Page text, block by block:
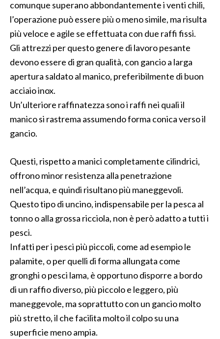
comunque superano abbondantemente i venti chili,
l’operazione può essere più o meno simile, ma risulta
più veloce e agile se effettuata con due raffi fissi.
Gli attrezzi per questo genere di lavoro pesante
devono essere di gran qualità, con gancio a larga
apertura saldato al manico, preferibilmente di buon
acciaio inox.
Un’ulteriore raffinatezza sono i raffi nei quali il
manico si rastrema assumendo forma conica verso il
gancio.
Questi, rispetto a manici completamente cilindrici,
offrono minor resistenza alla penetrazione
nell’acqua, e quindi risultano più maneggevoli.
Questo tipo di uncino, indispensabile per la pesca al
tonno o alla grossa ricciola, non è però adatto a tutti i
pesci.
Infatti per i pesci più piccoli, come ad esempio le
palamite, o per quelli di forma allungata come
gronghi o pesci lama, è opportuno disporre a bordo
di un raffio diverso, più piccolo e leggero, più
maneggevole, ma soprattutto con un gancio molto
più stretto, il che facilita molto il colpo su una
superficie meno ampia.